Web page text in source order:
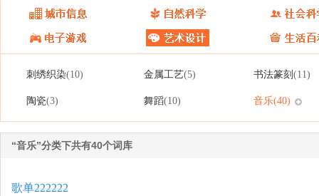
刺绣织染(10) 金属工艺(5) 书法篆刻 (11)
陶瓷(3) 舞蹈(10) 音乐(40)
“音乐”分类下共有40个词库
歌单222222